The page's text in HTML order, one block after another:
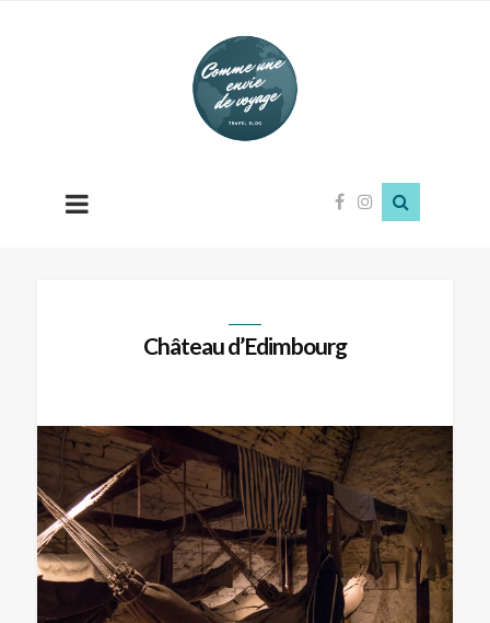
Comme
une
envie
de
Château d’Edimbourg